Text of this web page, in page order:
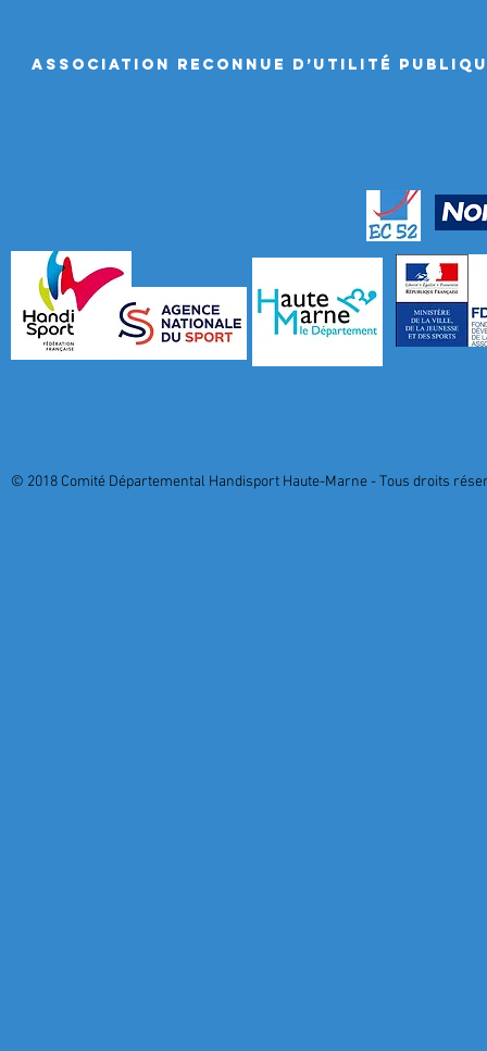
ASSociation RECONNUE D’UTILITÉ
© 2018 Comité Départemental Handisport Haute-Marne - Tous droits